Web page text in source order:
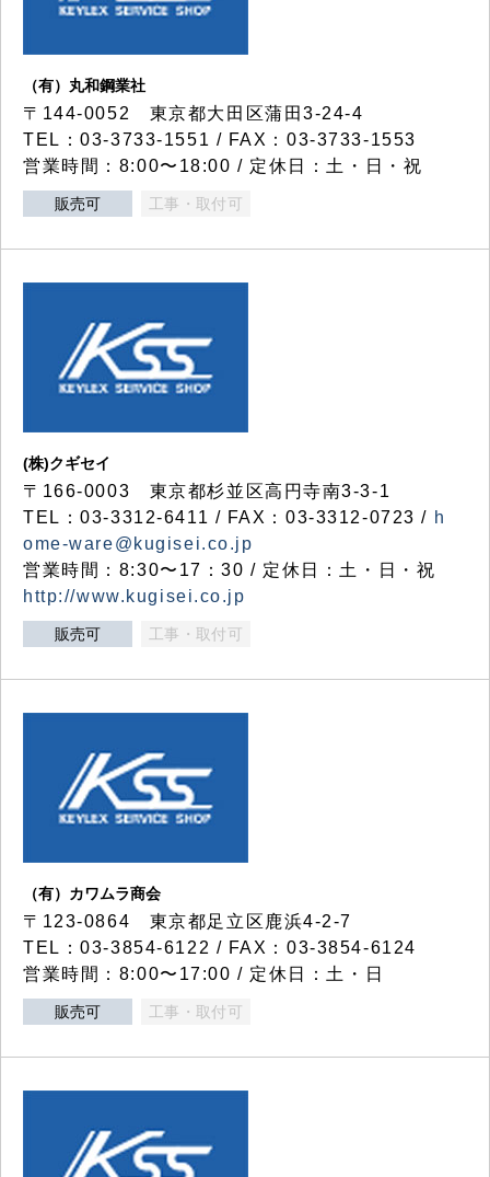
（有）丸和鋼業社
〒144-0052 東京都大田区蒲田3-24-4
TEL：03-3733-1551 / FAX：03-3733-1553
営業時間：8:00〜18:00 / 定休日：土・日・祝
販売可 工事・取付可
(株)クギセイ
〒166-0003 東京都杉並区高円寺南3-3-1
TEL：03-3312-6411 / FAX：03-3312-0723 / h
ome-ware@kugisei.co.jp
営業時間：8:30〜17：30 / 定休日：土・日・祝
http://www.kugisei.co.jp
販売可 工事・取付可
（有）カワムラ商会
〒123-0864 東京都足立区鹿浜4-2-7
TEL：03-3854-6122 / FAX：03-3854-6124
営業時間：8:00〜17:00 / 定休日：土・日
販売可 工事・取付可